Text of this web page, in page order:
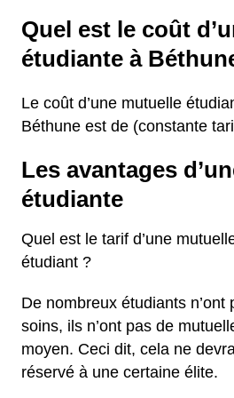
Quel est le coût
étudiante à
Le coût d’une mutuelle
Béthune est de (constante
Les avantages
étudiante
Quel est le tarif d’une
étudiant ?
De nombreux étudiants n’ont
soins, ils n’ont pas de
moyen. Ceci dit, cela ne
réservé à une certaine élite.